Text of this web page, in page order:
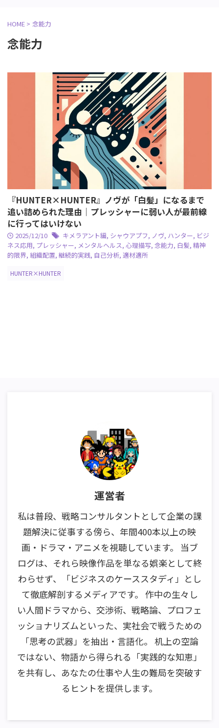
HOME > 念能力
念能力
『HUNTER×HUNTER』ノヴが「白髪」になるまで
追い詰められた理由｜プレッシャーに弱い人が最前線
に行ってはいけない
2025/12/10 キメラアント編, シャウアプフ, ノヴ, ハンター, ビジ
ネス応用, プレッシャー, メンタルヘルス, 心理描写, 念能力, 白髪, 精神
的限界, 組織配置, 継続的実践, 自己分析, 適材適所
HUNTER×HUNTER
運営者
私は普段、戦略コンサルタントとして企業の課
題解決に従事する傍ら、年間400本以上の映
画・ドラマ・アニメを視聴しています。 当ブ
ログは、それら映像作品を単なる娯楽として終
わらせず、「ビジネスのケーススタディ」とし
て徹底解剖するメディアです。 作中の生々し
い人間ドラマから、交渉術、戦略論、プロフェ
ッショナリズムといった、実社会で戦うための
「思考の武器」を抽出・言語化。 机上の空論
ではない、物語から得られる「実践的な知恵」
を共有し、あなたの仕事や人生の難局を突破す
るヒントを提供します。